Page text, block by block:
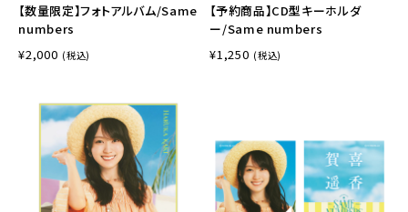
【数量限定】フォトアルバム/Same
numbers
¥2,000 (税込)
【予約商品】CD型キーホルダ
ー/Same numbers
¥1,250 (税込)